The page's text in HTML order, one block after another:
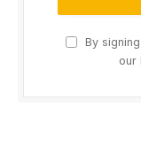
By
our